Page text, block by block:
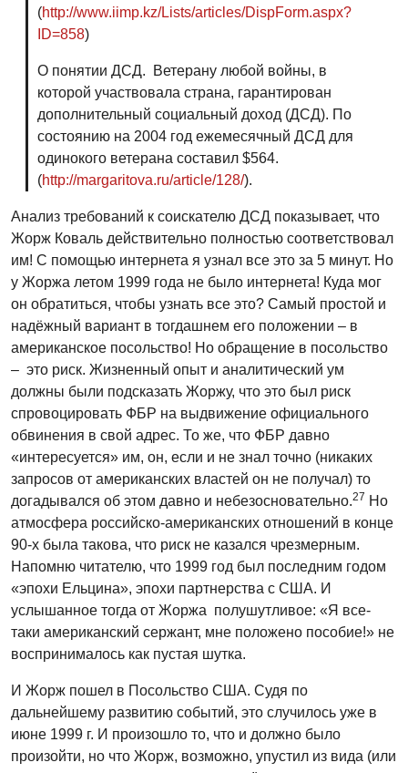
(http://www.iimp.kz/Lists/articles/DispForm.aspx?
ID=858)
О понятии ДСД. Ветерану любой войны, в
которой участвовала страна, гарантирован
дополнительный социальный доход (ДСД). По
состоянию на 2004 год ежемесячный ДСД для
одинокого ветерана составил $564.
(http://margaritova.ru/article/128/).
Анализ требований к соискателю ДСД показывает, что
Жорж Коваль действительно полностью соответствовал
им! С помощью интернета я узнал все это за 5 минут. Но
у Жоржа летом 1999 года не было интернета! Куда мог
он обратиться, чтобы узнать все это? Самый простой и
надёжный вариант в тогдашнем его положении – в
американское посольство! Но обращение в посольство
– это риск. Жизненный опыт и аналитический ум
должны были подсказать Жоржу, что это был риск
спровоцировать ФБР на выдвижение официального
обвинения в свой адрес. То же, что ФБР давно
«интересуется» им, он, если и не знал точно (никаких
запросов от американских властей он не получал) то
догадывался об этом давно и небезосновательно.27 Но
атмосфера российско-американских отношений в конце
90-х была такова, что риск не казался чрезмерным.
Напомню читателю, что 1999 год был последним годом
«эпохи Ельцина», эпохи партнерства с США. И
услышанное тогда от Жоржа полушутливое: «Я все-
таки американский сержант, мне положено пособие!» не
воспринималось как пустая шутка.
И Жорж пошел в Посольство США. Судя по
дальнейшему развитию событий, это случилось уже в
июне 1999 г. И произошло то, что и должно было
произойти, но что Жорж, возможно, упустил из вида (или